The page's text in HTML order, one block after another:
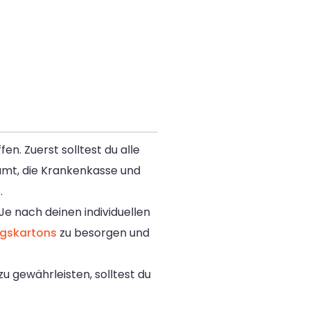
Zuerst solltest du alle
die Krankenkasse und
nach deinen individuellen
zu besorgen und
gewährleisten, solltest du